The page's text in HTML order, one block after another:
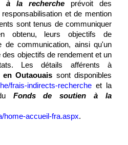
à la rechercheprévoit des
et de mention
sont tenus de communiquer
obtenu, leurs objectifs de
de communication, ainsi qu'un
objectifs de rendement et un
Les détails afférents à
Outaouais sont disponibles
frais-indirects-recherche et la
Fonds de soutien à la
home-accueil-fra.aspx.